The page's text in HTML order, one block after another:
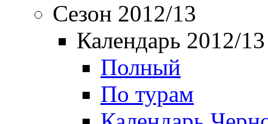
Сезон 2012/13
Календарь 2012/13
Полный
По турам